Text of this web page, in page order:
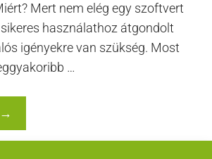
Mert nem elég egy szoftvert
sikeres használathoz átgondolt
igényekre van szükség. Most
…
→